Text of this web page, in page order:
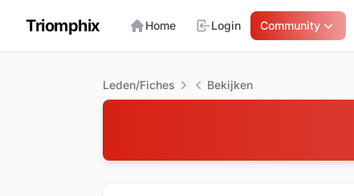
Triomphix Home Login Community
Leden/Fiches Bekijken